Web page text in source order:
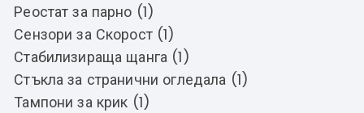
Реостат за парно (1)
Сензори за Скорост (1)
Стабилизираща щанга (1)
Стъкла за странични огледала (1)
Тампони за крик (1)